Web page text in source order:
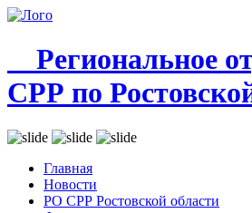
Региональное
СРР по
Главная
Новости
РО СРР Ростовской области